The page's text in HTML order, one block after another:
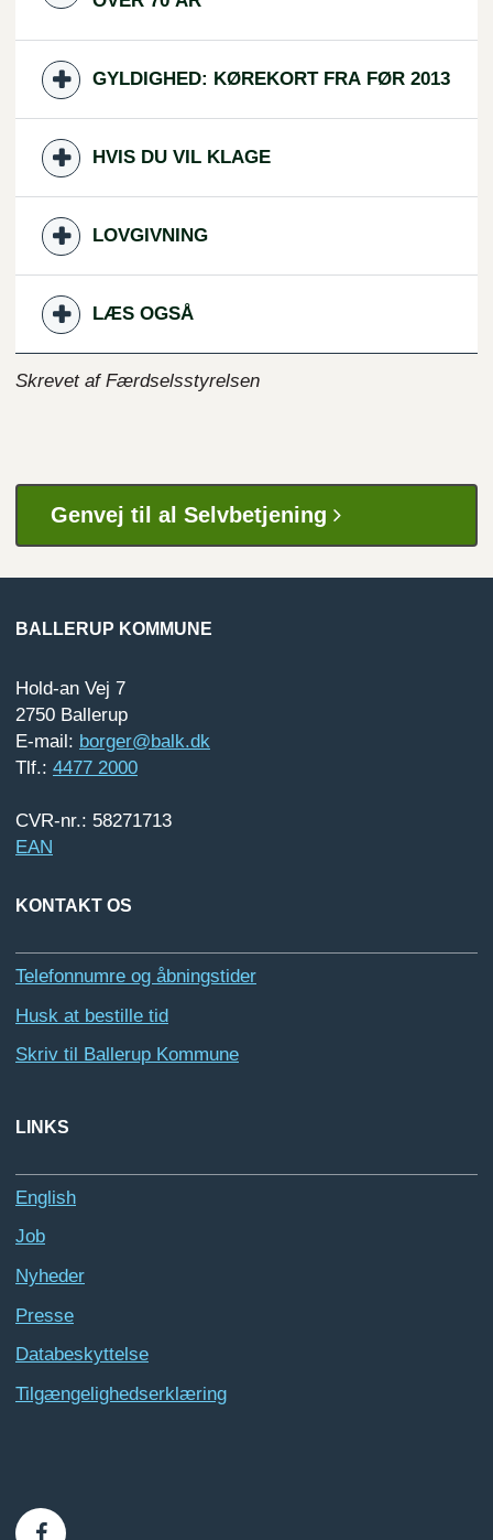
GYLDIGHED: KØREKORT FRA FØR 2013
HVIS DU VIL KLAGE
LOVGIVNING
LÆS OGSÅ
Skrevet af Færdselsstyrelsen
Genvej til al Selvbetjening
BALLERUP KOMMUNE
Hold-an Vej 7
2750 Ballerup
E-mail: borger@balk.dk
Tlf.: 4477 2000
CVR-nr.: 58271713
EAN
KONTAKT OS
Telefonnumre og åbningstider
Husk at bestille tid
Skriv til Ballerup Kommune
LINKS
English
Job
Nyheder
Presse
Databeskyttelse
Tilgængelighedserklæring